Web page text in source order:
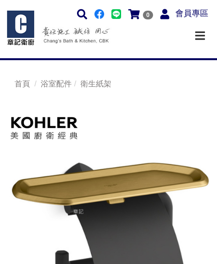
0 會員專區
首頁 浴室配件 衛生紙架